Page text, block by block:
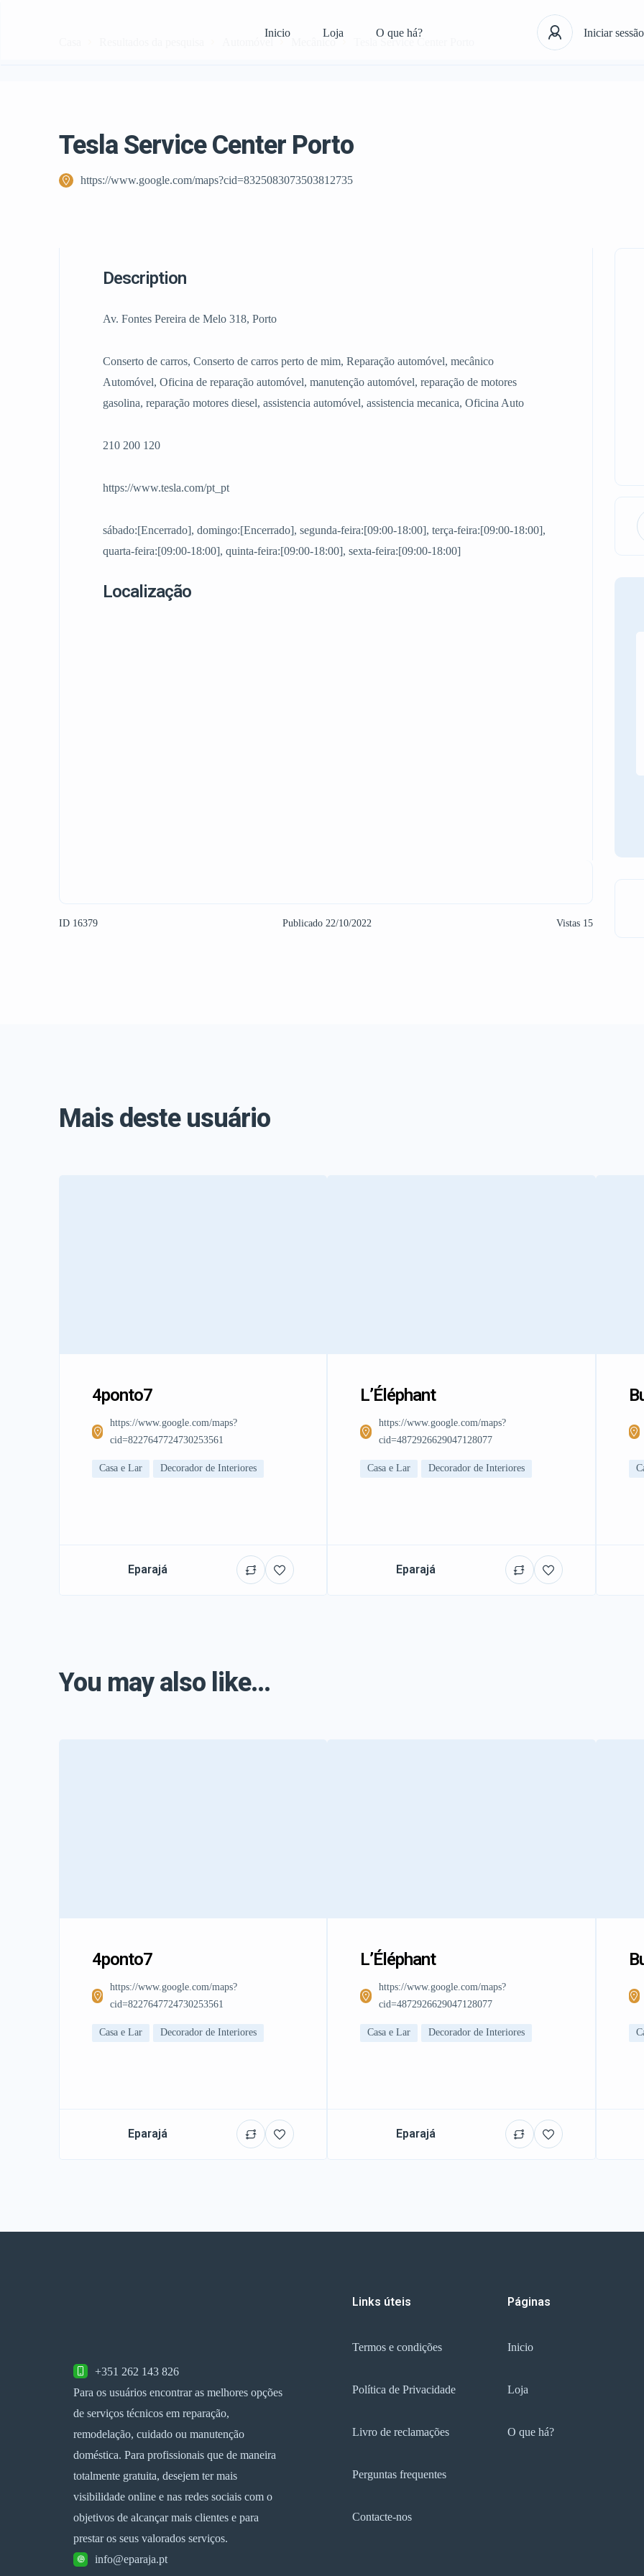
Inicio Loja O que há? Iniciar sessão
Mecânico Tesla Service Center Porto
Tesla Service Center Porto
https://www.google.com/maps?cid=8325083073503812735
Description
Av. Fontes Pereira de Melo 318, Porto
Conserto de carros, Conserto de carros perto de mim, Reparação automóvel, mecânico
Automóvel, Oficina de reparação automóvel, manutenção automóvel, reparação de motores
gasolina, reparação motores diesel, assistencia automóvel, assistencia mecanica, Oficina Auto
210 200 120
https://www.tesla.com/pt_pt
sábado:[Encerrado], domingo:[Encerrado], segunda-feira:[09:00-18:00], terça-feira:[09:00-18:00],
quarta-feira:[09:00-18:00], quinta-feira:[09:00-18:00], sexta-feira:[09:00-18:00]
Localização
ID 16379 Publicado 22/10/2022 Vistas 15
Mais deste usuário
4ponto7
https://www.google.com/maps?
cid=8227647724730253561
Casa e Lar Decorador de Interiores
Eparajá
L’Éléphant
https://www.google.com/maps?
cid=4872926629047128077
Casa e Lar Decorador de Interiores
Eparajá
You may also like...
4ponto7
https://www.google.com/maps?
cid=8227647724730253561
Casa e Lar Decorador de Interiores
Eparajá
L’Éléphant
https://www.google.com/maps?
cid=4872926629047128077
Casa e Lar Decorador de Interiores
Eparajá
+351 262 143 826
Para os usuários encontrar as melhores opções
de serviços técnicos em reparação,
remodelação, cuidado ou manutenção
doméstica. Para profissionais que de maneira
totalmente gratuita, desejem ter mais
visibilidade online e nas redes sociais com o
objetivos de alcançar mais clientes e para
prestar os seus valorados serviços.
info@eparaja.pt
Links úteis
Termos e condições
Política de Privacidade
Livro de reclamações
Perguntas frequentes
Contacte-nos
Páginas
Inicio
Loja
O que há?